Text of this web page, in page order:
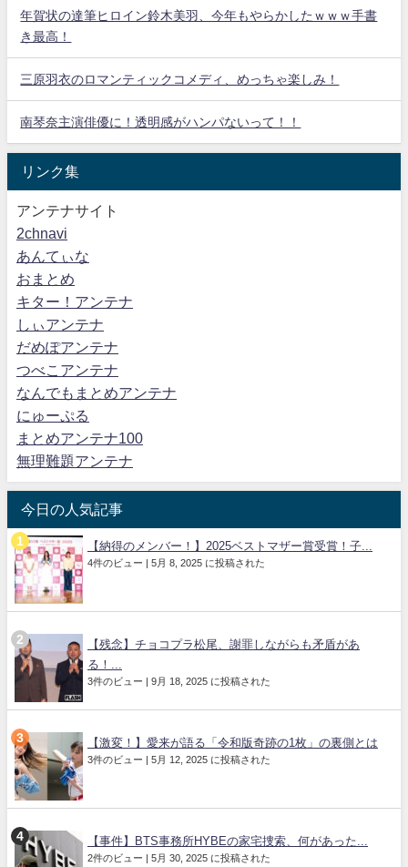
年賀状の達筆ヒロイン鈴木美羽、今年もやらかしたｗｗｗ手書
き最高！
三原羽衣のロマンティックコメディ、めっちゃ楽しみ！
南琴奈主演俳優に！透明感がハンパないって！！
リンク集
アンテナサイト
2chnavi
あんてぃな
おまとめ
キター！アンテナ
しぃアンテナ
だめぽアンテナ
つべこアンテナ
なんでもまとめアンテナ
にゅーぷる
まとめアンテナ100
無理難題アンテナ
今日の人気記事
【納得のメンバー！】2025ベストマザー賞受賞！子...
4件のビュー 5月 8, 2025 に投稿された
【残念】チョコプラ松尾、謝罪しながらも矛盾があ
る！...
3件のビュー 9月 18, 2025 に投稿された
【激変！】愛来が語る「令和版奇跡の1枚」の裏側とは
3件のビュー 5月 12, 2025 に投稿された
【事件】BTS事務所HYBEの家宅捜索、何があった...
2件のビュー 5月 30, 2025 に投稿された